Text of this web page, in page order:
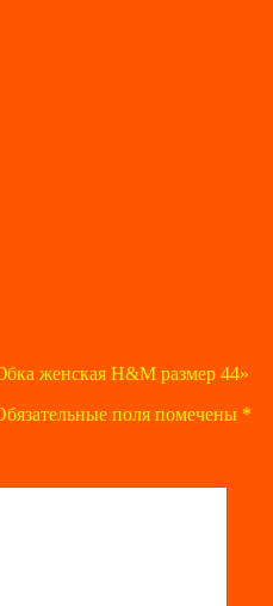
женская H&M размер 44»
поля помечены *